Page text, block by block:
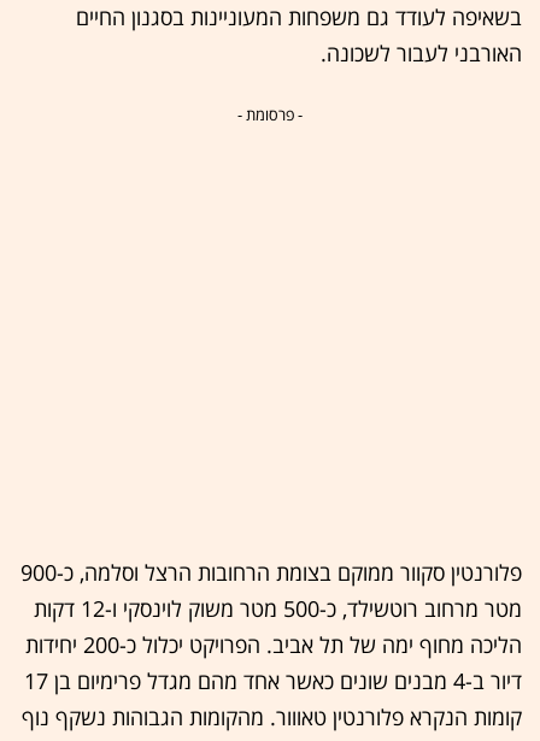
בשאיפה לעודד גם משפחות המעוניינות בסגנון החיים
האורבני לעבור לשכונה.
- פרסומת -
פלורנטין סקוור ממוקם בצומת הרחובות הרצל וסלמה, כ-900
מטר מרחוב רוטשילד, כ-500 מטר משוק לוינסקי ו-12 דקות
הליכה מחוף ימה של תל אביב. הפרויקט יכלול כ-200 יחידות
דיור ב-4 מבנים שונים כאשר אחד מהם מגדל פרימיום בן 17
קומות הנקרא פלורנטין טאווור. מהקומות הגבוהות נשקף נוף